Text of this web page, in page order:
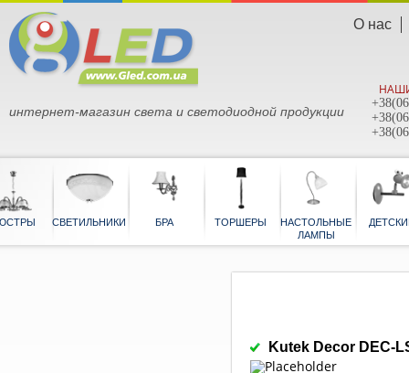
интернет-магазин света и светодиодной продукции
О нас
СВЕТИЛЬНИКИ БРА ТОРШЕРЫ НАСТОЛЬНЫЕ
Kutek Decor DEC-